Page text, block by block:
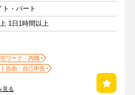
ト・パート
1日1時間以上
ワーク・内職
自由・自己申告
見る